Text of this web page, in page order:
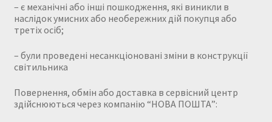
– є механічні або інші пошкодження, які виникли в
наслідок умисних або необережних дій покупця або
третіх осіб;
– були проведені несанкціоновані зміни в конструкції
світильника
Повернення, обмін або доставка в сервісний центр
здійснюються через компанію “НОВА ПОШТА”: